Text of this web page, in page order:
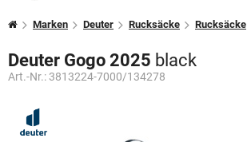
Marken Deuter Rucksäcke Rucksäcke
Deuter Gogo 2025 black
Art.-Nr.: 3813224-7000/134278